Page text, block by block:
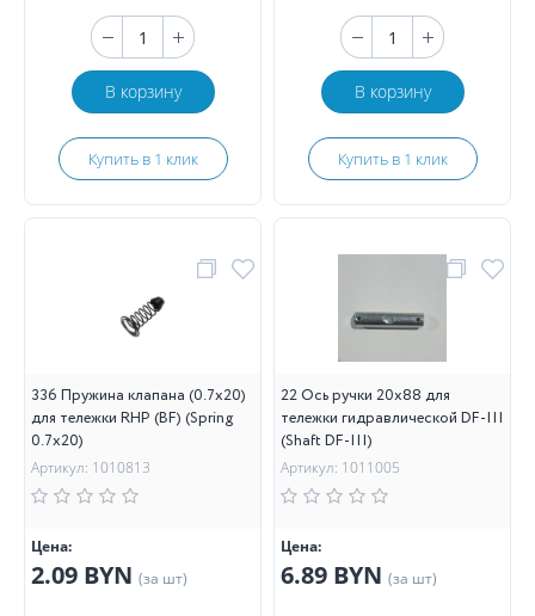
В корзину
Купить в 1 клик
В корзину
Купить в 1 клик
336 Пружина клапана (0.7х20)
для тележки RHP (BF) (Spring
0.7х20)
Артикул: 1010813
Цена:
2.09 BYN (за шт)
22 Ось ручки 20х88 для
тележки гидравлической DF-III
(Shaft DF-III)
Артикул: 1011005
Цена:
6.89 BYN (за шт)